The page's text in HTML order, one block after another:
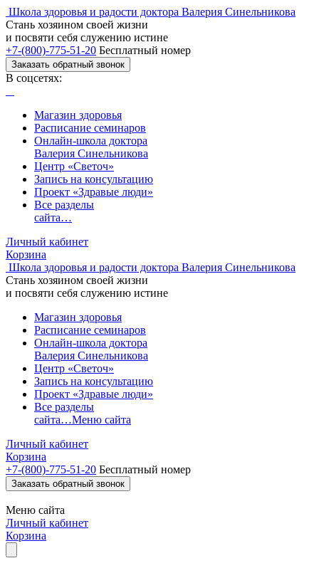
Школа здоровья и радости доктора Валерия Синельникова
Стань хозяином своей жизни
и посвяти себя служению истине
+7-(800)-775-51-20 Бесплатный номер
Заказать обратный звонок
В соцсетях:
Магазин здоровья
Расписание семинаров
Онлайн-школа доктора
Валерия Синельникова
Центр «Светоч»
Запись на консультацию
Проект «Здравые люди»
Все разделы
сайта…
Личный кабинет
Корзина
Школа здоровья и радости доктора Валерия Синельникова
Стань хозяином своей жизни
и посвяти себя служению истине
Магазин здоровья
Расписание семинаров
Онлайн-школа доктора
Валерия Синельникова
Центр «Светоч»
Запись на консультацию
Проект «Здравые люди»
Все разделы
сайта…Меню сайта
Личный кабинет
Корзина
+7-(800)-775-51-20 Бесплатный номер
Заказать обратный звонок
Меню сайта
Личный кабинет
Корзина